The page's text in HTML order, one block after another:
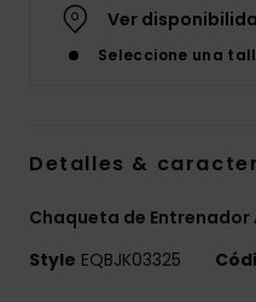
Ver
Seleccione una
Detalles &
Chaqueta de Entrenador
Style EQBJK03325